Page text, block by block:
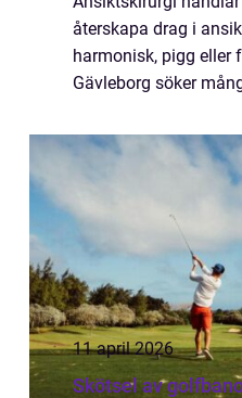
återskapa drag i
harmonisk, pigg eller
Gävleborg söker
skador. Oavsett orsak
11 april 2026
Skötsel av